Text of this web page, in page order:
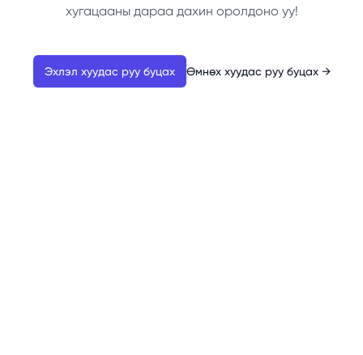
хугацааны дараа дахин оролдоно уу!
Эхлэл хуудас руу буцах Өмнөх хуудас руу буцах →